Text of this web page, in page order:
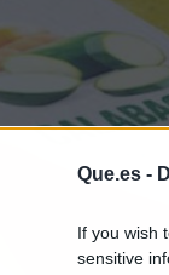
Que.es -
If you wish
sensitive